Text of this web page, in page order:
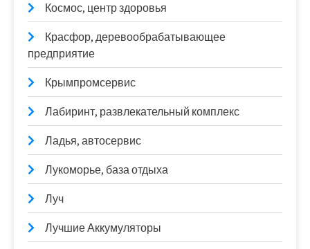
Космос, центр здоровья
Красфор, деревообрабатывающее
предприятие
Крымпромсервис
Лабиринт, развлекательный комплекс
Ладья, автосервис
Лукоморье, база отдыха
Луч
Лучшие Аккумуляторы